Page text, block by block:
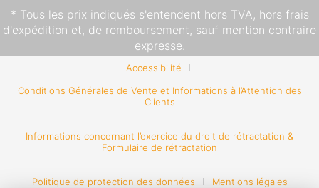
* Tous les prix indiqués s'entendent hors TVA, hors frais
d'expédition et, de remboursement, sauf mention contraire
expresse.
Accessibilité
Conditions Générales de Vente et Informations à l’Attention des
Clients
Informations concernant l’exercice du droit de rétractation &
Formulaire de rétractation
Politique de protection des données Mentions légales